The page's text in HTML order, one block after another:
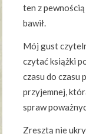
ten z
bawił.
Mój gust
czytać książki
czasu do czasu
przyjemnej,
spraw
Zresztą nie